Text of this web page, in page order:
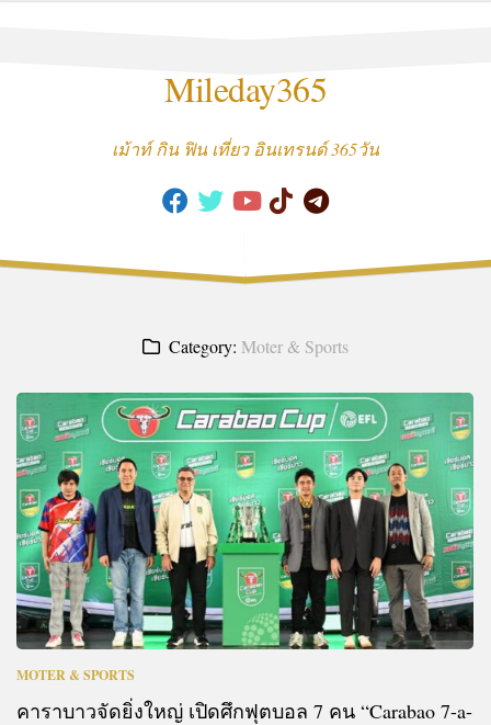
Mileday365
เม้าท์ กิน ฟิน เที่ยว อินเทรนด์ 365วัน
Category: Moter & Sports
MOTER & SPORTS
คาราบาวจัดยิ่งใหญ่ เปิดศึกฟุตบอล 7 คน “Carabao 7-a-